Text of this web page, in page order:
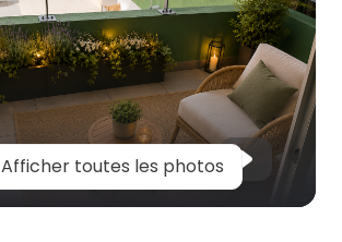
Afficher toutes les photos